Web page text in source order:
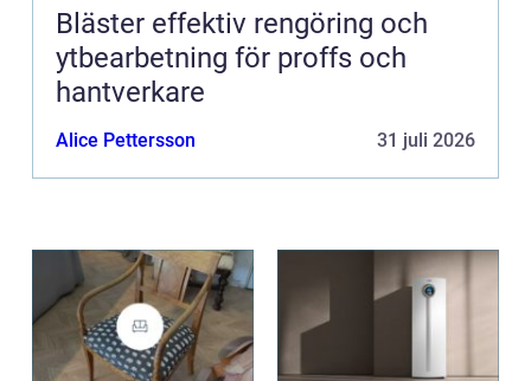
Bläster effektiv rengöring och
ytbearbetning för proffs och
hantverkare
Alice Pettersson 31 juli 2026